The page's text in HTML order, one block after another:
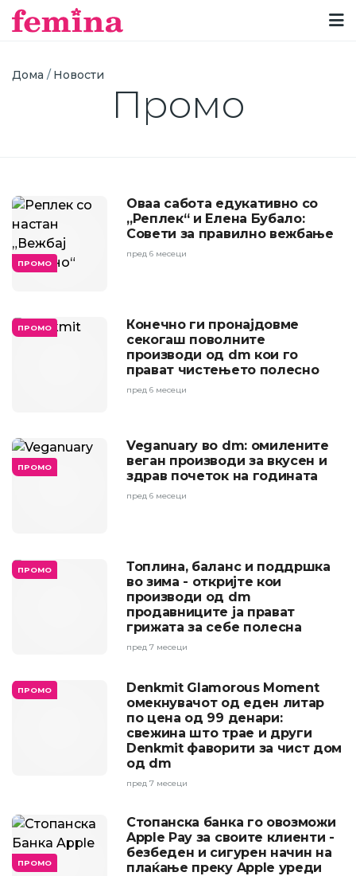
Breadcrumb
Дома Новости
Промо
ПРОМО
Оваа сабота едукативно со
„Реплек“ и Елена Бубало:
Совети за правилно вежбање
пред 6 месеци
ПРОМО
Конечно ги пронајдовме
секогаш поволните
производи од dm кои го
прават чистењето полесно
пред 6 месеци
ПРОМО
Veganuary во dm: омилените
веган производи за вкусен и
здрав почеток на годината
пред 6 месеци
ПРОМО
Топлина, баланс и поддршка
во зима - откријте кои
производи од dm
продавниците ја прават
грижата за себе полесна
пред 7 месеци
ПРОМО
Denkmit Glamorous Moment
омекнувачот од еден литар
по цена од 99 денари:
свежина што трае и други
Denkmit фаворити за чист дом
од dm
пред 7 месеци
ПРОМО
Стопанска банка го овозможи
Apple Pay за своите клиенти -
безбеден и сигурен начин на
плаќање преку Apple уреди